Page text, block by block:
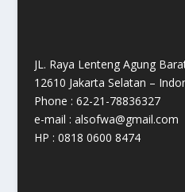
JL. Raya Lenteng Agung
12610 Jakarta Selatan –
Phone : 62-21-78836327
e-mail : alsofwa@gmail.com
HP : 0818 0600 8474